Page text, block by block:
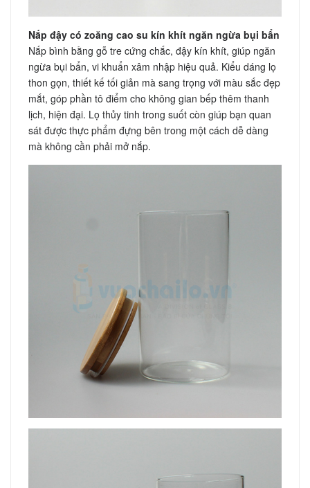
Nắp đậy có zoăng cao su kín khít ngăn ngừa bụi bẩn
Nắp bình bằng gỗ tre cứng chắc, đậy kín khít, giúp ngăn
ngừa bụi bẩn, vi khuẩn xâm nhập hiệu quả. Kiểu dáng lọ
thon gọn, thiết kế tối giản mà sang trọng với màu sắc đẹp
mắt, góp phần tô điểm cho không gian bếp thêm thanh
lịch, hiện đại. Lọ thủy tinh trong suốt còn giúp bạn quan
sát được thực phẩm đựng bên trong một cách dễ dàng
mà không cần phải mở nắp.